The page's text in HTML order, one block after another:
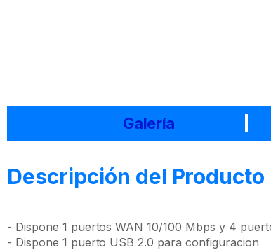
Galería
Descripción del Producto
- Dispone 1 puertos WAN 10/100 Mbps y 4
- Dispone 1 puerto USB 2.0 para configuracion